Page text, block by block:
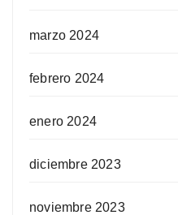
marzo 2024
febrero 2024
enero 2024
diciembre 2023
noviembre 2023